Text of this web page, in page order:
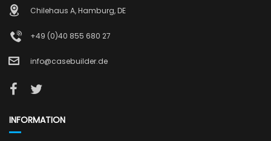
Chilehaus A, Hamburg, DE
+49 (0)40 855 680 27
info@casebuilder.de
INFORMATION